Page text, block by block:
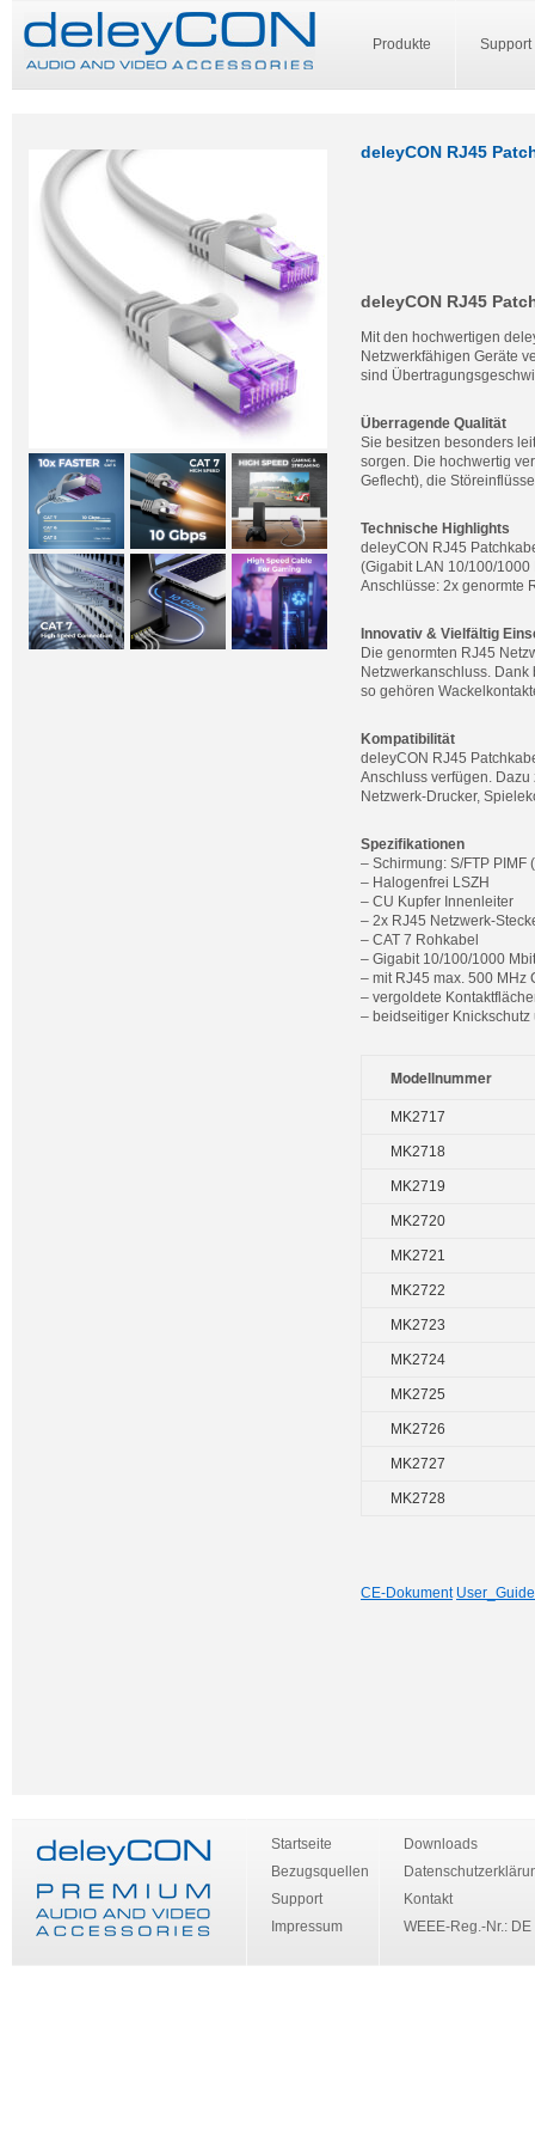
Produkte Support
deleyCON RJ45
deleyCON RJ45
Mit den hochwertigen
Netzwerkfähigen Geräte
sind
Überragende Qualität
Sie besitzen besonders
sorgen. Die hochwertig
Geflecht), die
Technische Highlights
deleyCON RJ45
(Gigabit LAN 10/100/1000
Anschlüsse: 2x genormte
Innovativ & Vielfältig
Die genormten RJ45
Netzwerkanschluss.
so gehören
Kompatibilität
deleyCON RJ45
Anschluss verfügen.
Netzwerk-Drucker,
Spezifikationen
– Schirmung: S/FTP PIMF
– Halogenfrei LSZH
– CU Kupfer Innenleiter
– 2x RJ45 Netzwerk-
– CAT 7 Rohkabel
– Gigabit 10/100/1000 Mbit
– mit RJ45 max. 500 MHz
– vergoldete
– beidseitiger
Modellnummer
MK2717
MK2718
MK2719
MK2720
MK2721
MK2722
MK2723
MK2724
MK2725
MK2726
MK2727
MK2728
CE-Dokument User_Guide
Startseite
Bezugsquellen
Support
Impressum
Downloads
Kontakt
WEEE-Reg.-Nr.: